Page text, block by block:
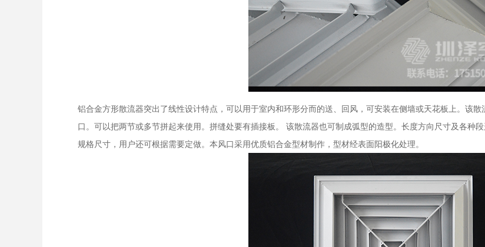
铝合金方形散流器突出了线性设计特点，可以用于室内和环形分而的送、回风，可安装在侧墙或天花板上。该
口。可以把两节或多节拼起来使用。拼缝处要有插接板。 该散流器也可制成弧型的造型。长度方向尺寸及各种
规格尺寸，用户还可根据需要定做。本风口采用优质铝合金型材制作，型材经表面阳极化处理。